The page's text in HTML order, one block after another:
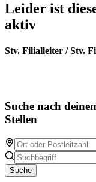
Leider ist
aktiv
Stv. Filialleiter / Stv.
Suche nach
Stellen
Suche